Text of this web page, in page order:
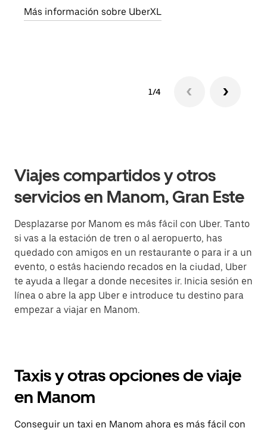
Más información sobre UberXL
1/4
Viajes compartidos y otros
servicios en Manom, Gran Este
Desplazarse por Manom es más fácil con Uber. Tanto
si vas a la estación de tren o al aeropuerto, has
quedado con amigos en un restaurante o para ir a un
evento, o estás haciendo recados en la ciudad, Uber
te ayuda a llegar a donde necesites ir. Inicia sesión en
línea o abre la app Uber e introduce tu destino para
empezar a viajar en Manom.
Taxis y otras opciones de viaje
en Manom
Conseguir un taxi en Manom ahora es más fácil con